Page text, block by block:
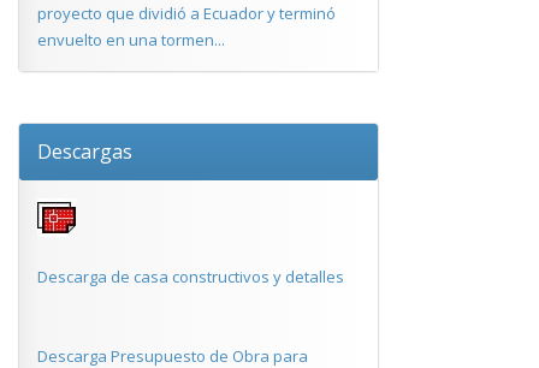
proyecto que dividió a Ecuador y terminó
envuelto en una tormen...
Descargas
Descarga de casa constructivos y detalles
Descarga Presupuesto de Obra para